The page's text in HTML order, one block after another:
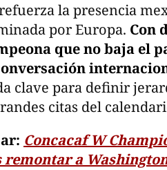
la presencia
por Europa. Con
que no baja el
clave para definir
citas del
Concacaf W
a